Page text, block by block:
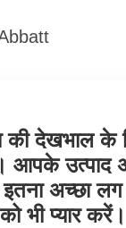
की देखभाल के
आपके उत्पाद
इतना अच्छा लग
भी प्यार करें।